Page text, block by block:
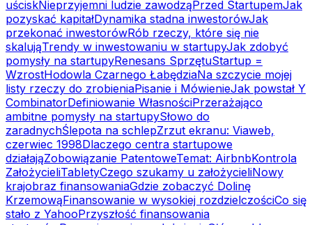
uściskNieprzyjemni ludzie zawodząPrzed StartupemJak
pozyskać kapitałDynamika stadna inwestorówJak
przekonać inwestorówRób rzeczy, które się nie
skalująTrendy w inwestowaniu w startupyJak zdobyć
pomysły na startupyRenesans SprzętuStartup =
WzrostHodowla Czarnego ŁabędziaNa szczycie mojej
listy rzeczy do zrobieniaPisanie i MówienieJak powstał Y
CombinatorDefiniowanie WłasnościPrzerażająco
ambitne pomysły na startupySłowo do
zaradnychŚlepota na schlepZrzut ekranu: Viaweb,
czerwiec 1998Dlaczego centra startupowe
działająZobowiązanie PatentoweTemat: AirbnbKontrola
ZałożycieliTabletyCzego szukamy u założycieliNowy
krajobraz finansowaniaGdzie zobaczyć Dolinę
KrzemowąFinansowanie w wysokiej rozdzielczościCo się
stało z YahooPrzyszłość finansowania